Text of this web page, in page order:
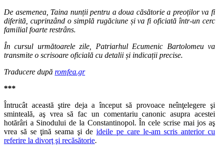
De asemenea, Taina nunții pentru a doua căsătorie a preoților va fi
diferită, cuprinzând o simplă rugăciune și va fi oficiată într-un cerc
familial foarte restrâns.
În cursul următoarele zile, Patriarhul Ecumenic Bartolomeu va
transmite o scrisoare oficială cu detalii și indicații precise.
Traducere după romfea.gr
***
Întrucât această ştire deja a început să provoace neînţelegere şi
sminteală, aş vrea să fac un comentariu canonic asupra acestei
hotărâri a Sinodului de la Constantinopol. În cele scrise mai jos aş
vrea să se ţină seama şi de ideile pe care le-am scris anterior cu
referire la divorţ şi recăsătorie.